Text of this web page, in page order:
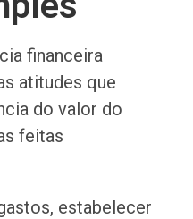
financeira
atitudes que
do valor do
feitas
estabelecer